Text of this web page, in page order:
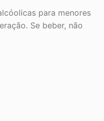
para menores
Se beber, não